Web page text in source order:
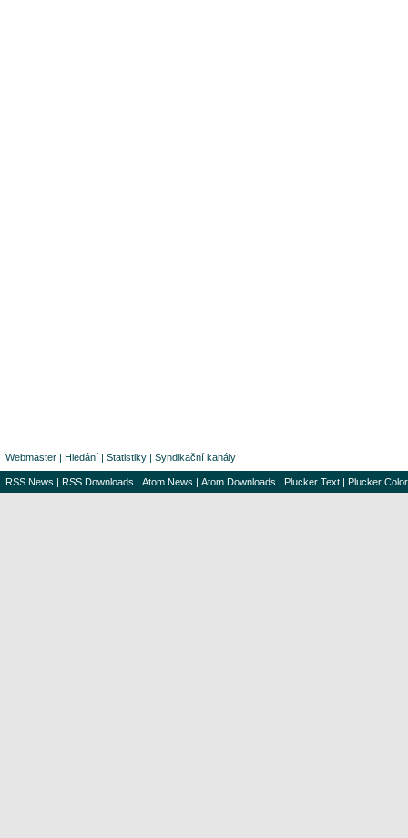
Webmaster | Hledání | Statistiky | Syndikační kanály
RSS News | RSS Downloads | Atom News | Atom Downloads | Plucker Text | Plucker Color